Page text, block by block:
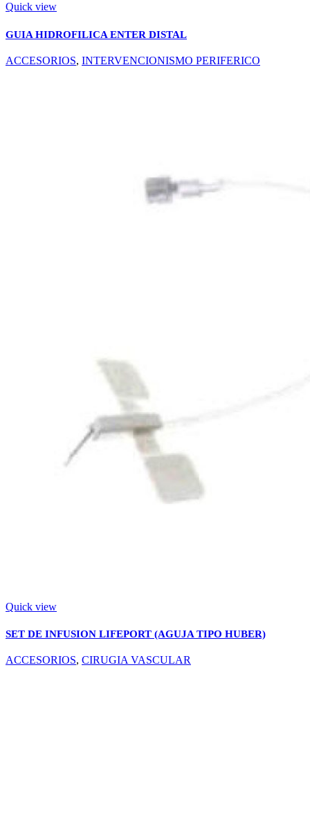
Quick view
GUIA HIDROFILICA ENTER DISTAL
ACCESORIOS, INTERVENCIONISMO PERIFERICO
Quick view
SET DE INFUSION LIFEPORT (AGUJA TIPO HUBER)
ACCESORIOS, CIRUGIA VASCULAR